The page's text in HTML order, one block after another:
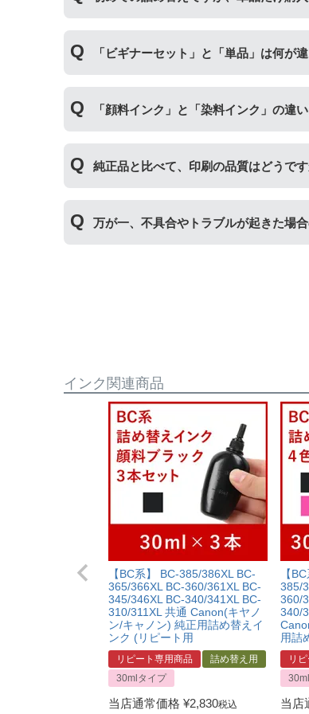
い。単品商品には、詰め替えに必要な
「ビギナーセット」と「単品」は何が違
「顔料インク」と「染料インク」の違
インク」はインクが紙の繊維質に浸透
す。詳しくはこちらのページをご確認
純正品と比べて、印刷の品質はどうです
た、純正品と比べると色あせや劣化が
万が一、不具合やトラブルが起きた場
インク関連商品
【BC系】 BC-385/386XL BC-
365/366XL BC-360/361XL BC-
345/346XL BC-340/341XL BC-
310/311XL 共通 Canon(キヤノ
ン/キャノン) 純正用詰め替えイ
ンク (リピート用
リピート専用商品
詰め替え用
30mlタイプ
当店通常価格 ¥2,830税込
【
385/
360/
340/
用詰
リ
当店